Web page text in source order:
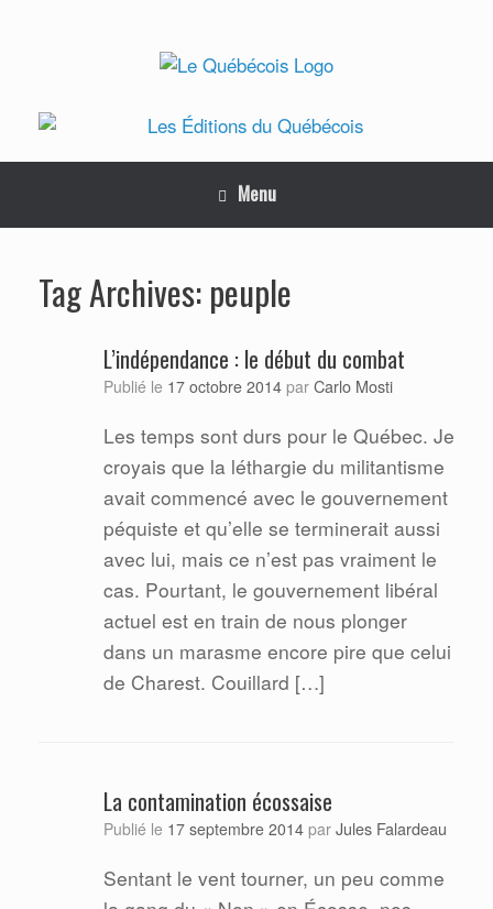
Menu
Tag Archives: peuple
L’indépendance : le début du combat
Publié le 17 octobre 2014 par Carlo Mosti
Les temps sont durs pour le Québec. Je
croyais que la léthargie du militantisme
avait commencé avec le gouvernement
péquiste et qu’elle se terminerait aussi
avec lui, mais ce n’est pas vraiment le
cas. Pourtant, le gouvernement libéral
actuel est en train de nous plonger
dans un marasme encore pire que celui
de Charest. Couillard […]
La contamination écossaise
Publié le 17 septembre 2014 par Jules Falardeau
Sentant le vent tourner, un peu comme